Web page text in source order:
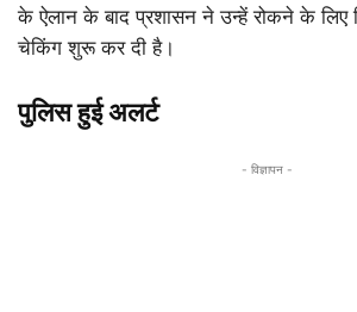
के ऐलान के बाद प्रशासन ने उन्हें रोकने के लिए
चेकिंग शुरू कर दी है।
पुलिस हुई अलर्ट
- विज्ञापन -